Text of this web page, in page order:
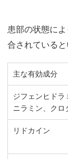
患部の状態に
合されていると
主な有効成分
ジフェンヒドラ
ニラミン、クロ
リドカイン